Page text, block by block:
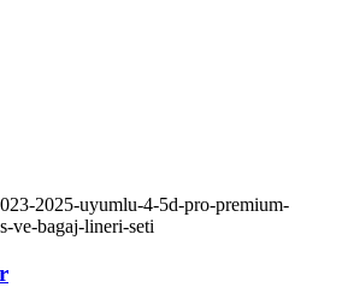
2025-uyumlu-4-5d-pro-premium-
ve-bagaj-lineri-seti